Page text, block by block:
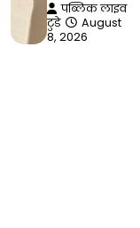
पब्लिक लाइव
टुडे
August
8, 2026